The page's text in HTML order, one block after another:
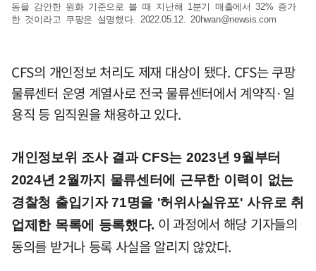
동을 감안한 원화 기준으로 볼 때 지난해 1분기 매출에서 32% 증가
한 것이라고 쿠팡은 설명했다. 2022.05.12. 20hwan@newsis.com
CFS의 개인정보 처리도 제재 대상이 됐다. CFS는 쿠팡
물류센터 운영 계열사로 전국 물류센터에서 계약직·일
용직 등 임직원을 채용하고 있다.
개인정보위 조사 결과 CFS는 2023년 9월부터
2024년 2월까지 물류센터에 근무한 이력이 없는
경찰청 출입기자 71명을 '허위사실유포' 사유로 취
업제한 목록에 등록했다. 이 과정에서 해당 기자들의
동의를 받거나 등록 사실을 알리지 않았다.